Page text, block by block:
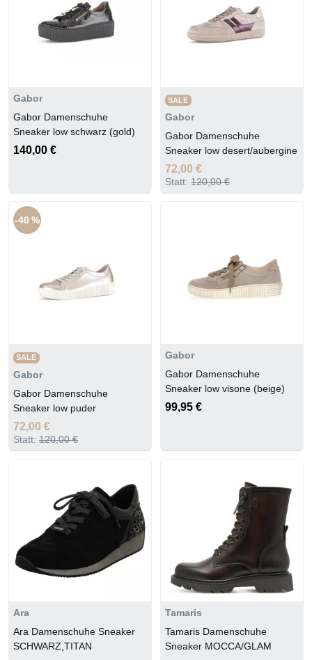
Gabor
Gabor Damenschuhe
Sneaker low schwarz (gold)
140,00 €
SALE
Gabor
Gabor Damenschuhe
Sneaker low desert/aubergine
72,00 €
Statt: 120,00 €
SALE
Gabor
Gabor Damenschuhe
Sneaker low puder
72,00 €
Statt: 120,00 €
-40 %
Gabor
Gabor Damenschuhe
Sneaker low visone (beige)
99,95 €
Ara
Ara Damenschuhe Sneaker
SCHWARZ,TITAN
Tamaris
Tamaris Damenschuhe
Sneaker MOCCA/GLAM